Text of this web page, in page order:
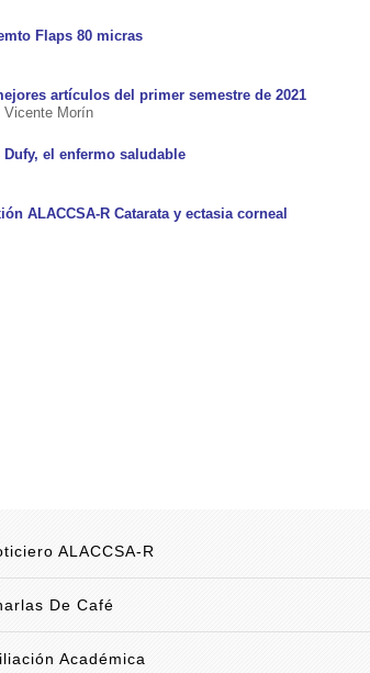
Flaps 80 micras
artículos del primer semestre de 2021
Vicente Morín
el enfermo saludable
ALACCSA-R Catarata y ectasia corneal
ALACCSA-R
De Café
Académica